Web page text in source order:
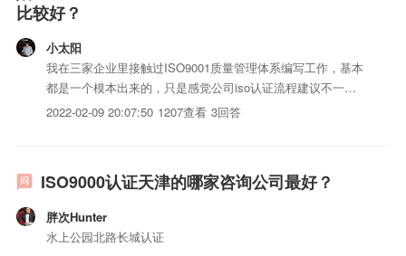
比较好？
小太阳
我在三家企业里接触过ISO9001质量管理体系编写工作，基本
都是一个模本出来的，只是感觉公司iso认证流程建议不一样
而已，这些都是专门搞ISO9000认咨询公司代劳的，我可以
2022-02-09 20:07:50 1207查看 3回答
ISO9000认证天津的哪家咨询公司最好？
胖次Hunter
水上公园北路长城认证